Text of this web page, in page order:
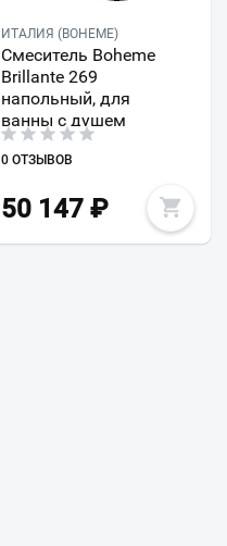
ИТАЛИЯ (BOHEME)
Смеситель Boheme
Brillante 269
напольный, для
ванны с душем
0 ОТЗЫВОВ
50 147₽